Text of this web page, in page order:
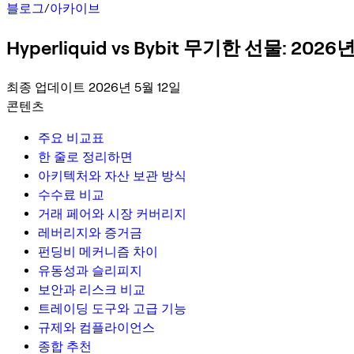
블로그/아카이브
Hyperliquid vs Bybit 무기한 선물: 2026
최종 업데이트 2026년 5월 12일
콘텐츠
주요 비교표
한 줄로 정리하면
아키텍처와 자산 보관 방식
수수료 비교
거래 페어와 시장 커버리지
레버리지와 증거금
펀딩비 메커니즘 차이
유동성과 슬리피지
보안과 리스크 비교
트레이딩 도구와 고급 기능
규제와 컴플라이언스
종합 추천